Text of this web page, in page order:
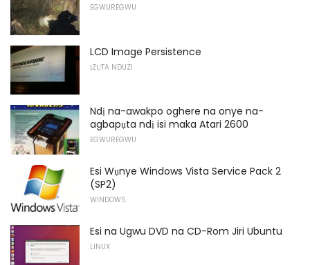
EGWUREGWU
LCD Image Persistence
ỊZỤTA NDUZI
Ndị na-awakpo oghere na onye na-
agbapụta ndị isi maka Atari 2600
EGWUREGWU
Esi Wụnye Windows Vista Service Pack 2
(SP2)
WINDOWS
Esi na Ugwu DVD na CD-Rom Jiri Ubuntu
LINUX